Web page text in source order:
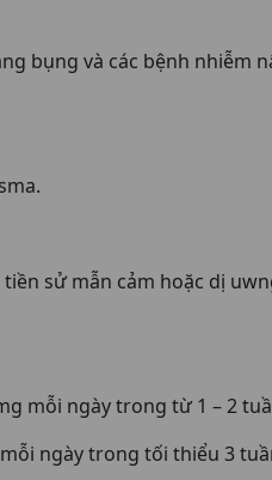
bụng và các bệnh
sử mẫn cảm hoặc dị
mỗi ngày trong từ 1 – 2
ngày trong tối thiểu 3